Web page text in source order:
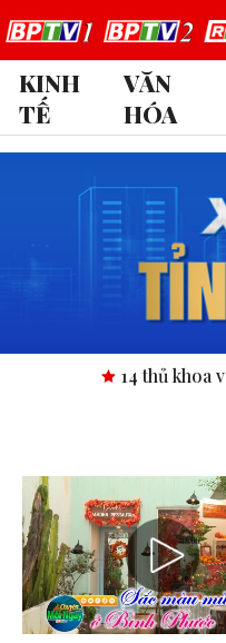
KINH
TẾ
VĂN
HÓA
14 thủ khoa vào 2 trường